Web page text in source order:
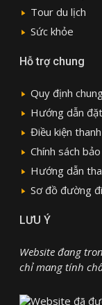
Tour du lịch
Sức khỏe
Hỗ trợ chung
Quy định
Hướng dẫn
Điều kiện
Chính sách
Hướng dẫn
Sơ đồ đường đi
LƯU Ý
Website đang
chỉ mang tính